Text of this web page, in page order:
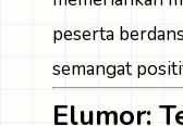
peserta
semangat
Elumor: